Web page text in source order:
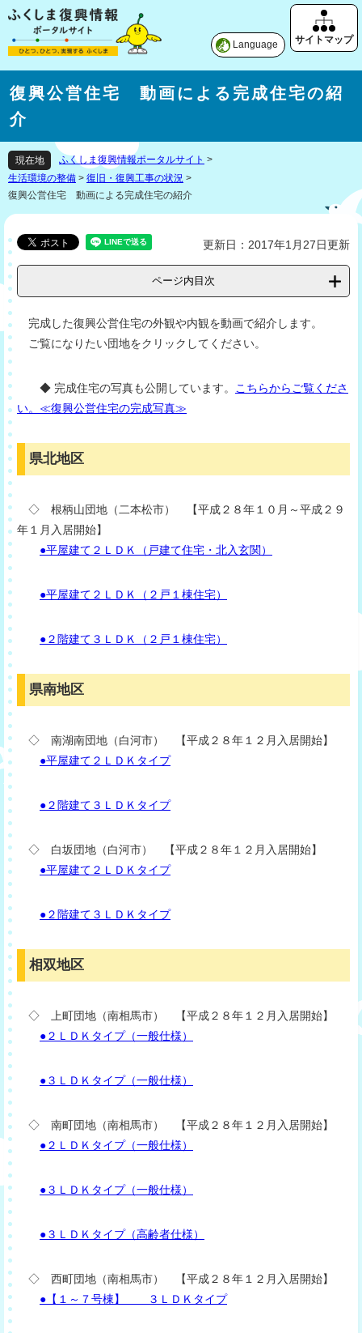
Language
復興公営住宅 動画による完成住宅の紹
介
現在地 ふくしま復興情報ポータルサイト >
生活環境の整備 > 復旧・復興工事の状況 >
復興公営住宅 動画による完成住宅の紹介
更新日：2017年1月27日更新
ページ内目次
完成した復興公営住宅の外観や内観を動画で紹介します。
ご覧になりたい団地をクリックしてください。
◆ 完成住宅の写真も公開しています。
こちらからご覧くださ
い。≪復興公営住宅の完成写真≫
県北地区
◇ 根柄山団地（二本松市） 【平成２８年１０月～平成２９
年１月入居開始】
●平屋建て２ＬＤＫ（戸建て住宅・北入玄関）
●平屋建て２ＬＤＫ（２戸１棟住宅）
●２階建て３ＬＤＫ（２戸１棟住宅）
県南地区
◇ 南湖南団地（白河市） 【平成２８年１２月入居開始】
●平屋建て２ＬＤＫタイプ
●２階建て３ＬＤＫタイプ
◇ 白坂団地（白河市） 【平成２８年１２月入居開始】
●平屋建て２ＬＤＫタイプ
●２階建て３ＬＤＫタイプ
相双地区
◇ 上町団地（南相馬市） 【平成２８年１２月入居開始】
●２ＬＤＫタイプ（一般仕様）
●３ＬＤＫタイプ（一般仕様）
◇ 南町団地（南相馬市） 【平成２８年１２月入居開始】
●２ＬＤＫタイプ（一般仕様）
●３ＬＤＫタイプ（一般仕様）
●３ＬＤＫタイプ（高齢者仕様）
◇ 西町団地（南相馬市） 【平成２８年１２月入居開始】
●【１～７号棟】 ３ＬＤＫタイプ